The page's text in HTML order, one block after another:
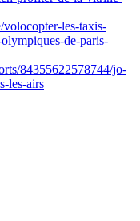
les-taxis-
de-paris-
84355622578744/jo-
les-airs